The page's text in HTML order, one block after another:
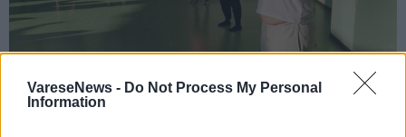
VareseNews - Do Not Process My Personal
Information